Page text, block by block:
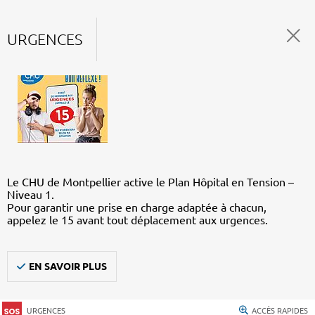
URGENCES
Le CHU de Montpellier active le Plan Hôpital en Tension –
Niveau 1.
Pour garantir une prise en charge adaptée à chacun,
appelez le 15 avant tout déplacement aux urgences.
EN SAVOIR PLUS
URGENCES ACCÈS RAPIDES